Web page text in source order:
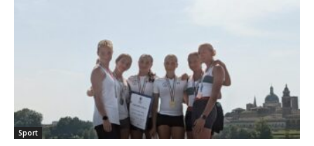
Sport